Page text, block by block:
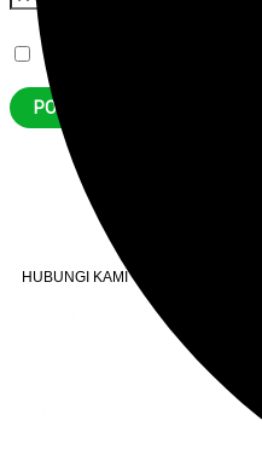
Save my name,
HUBUNGI KAMI
(Boleh digunakan untuk Whatsapp)